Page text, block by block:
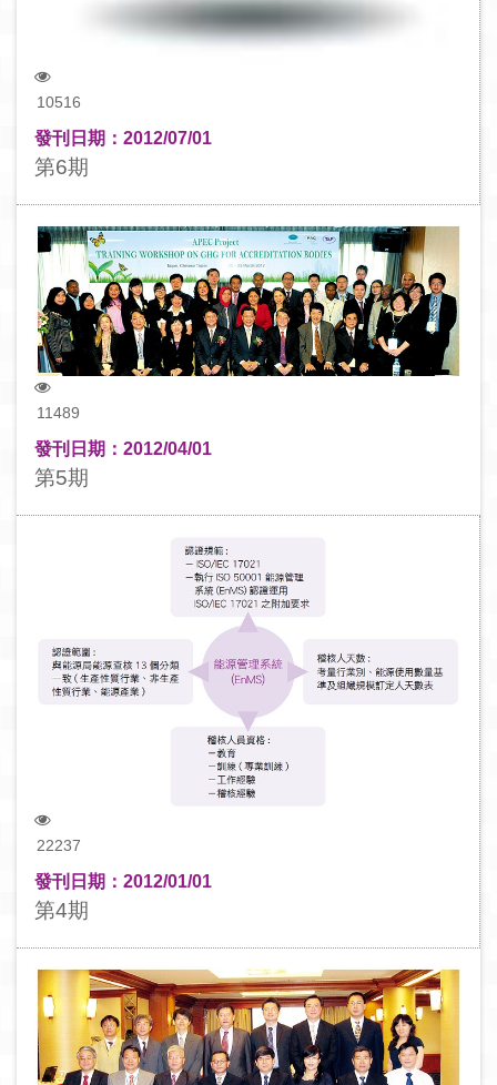
10516
發刊日期：2012/07/01
第6期
11489
發刊日期：2012/04/01
第5期
22237
發刊日期：2012/01/01
第4期